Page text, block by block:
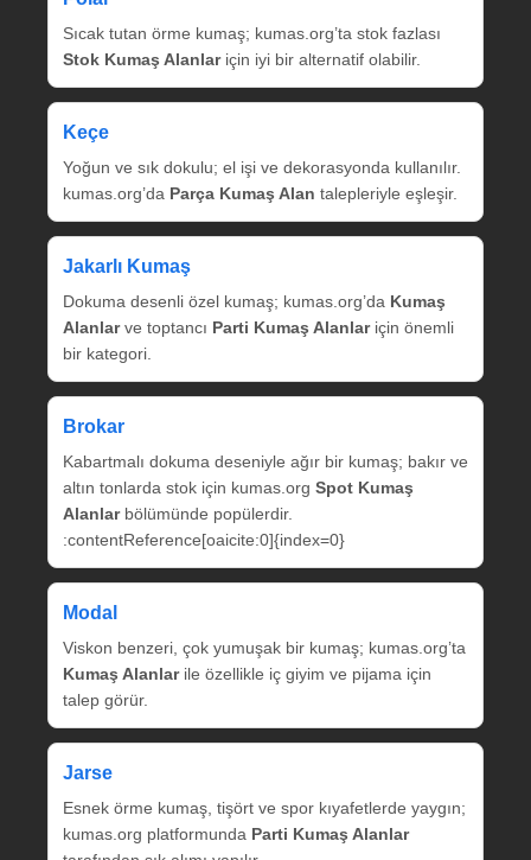
Sıcak tutan örme kumaş; kumas.org’ta stok fazlası
Stok Kumaş Alanlariçin iyi bir alternatif olabilir.
Keçe
Yoğun ve sık dokulu; el işi ve dekorasyonda kullanılır.
kumas.org’da Parça Kumaş Alan talepleriyle eşleşir.
Jakarlı Kumaş
Dokuma desenli özel kumaş; kumas.org’da Kumaş
Alanlarve toptancı Parti Kumaş Alanlariçin önemli
bir kategori.
Brokar
Kabartmalı dokuma deseniyle ağır bir kumaş; bakır ve
altın tonlarda stok için kumas.org Spot Kumaş
Alanlarbölümünde popülerdir.
:contentReference[oaicite:0]{index=0}
Modal
Viskon benzeri, çok yumuşak bir kumaş; kumas.org’ta
Kumaş Alanlarile özellikle iç giyim ve pijama için
talep görür.
Jarse
Esnek örme kumaş, tişört ve spor kıyafetlerde yaygın;
kumas.org platformunda Parti Kumaş Alanlar